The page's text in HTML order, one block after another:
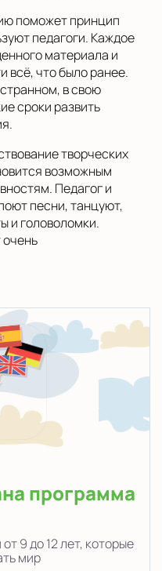
поможет принцип
педагоги. Каждое
материала и
всё, что было ранее.
в свою
сроки развить
творческих
возможным
Педагог и
песни, танцуют,
и головоломки.
очень
программа
9 до 12 лет, которые
мир